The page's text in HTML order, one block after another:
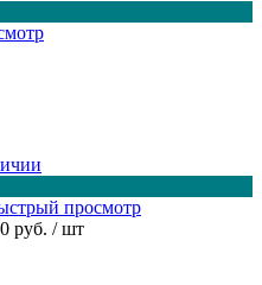
просмотр
руб. / шт